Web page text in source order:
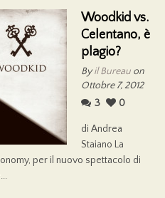
Woodkid vs.
Celentano, è
plagio?
Byil Bureau on
Ottobre 7, 2012
3
0
di Andrea
Staiano La
per il nuovo spettacolo di